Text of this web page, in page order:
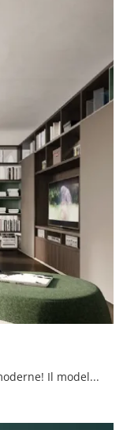
Clicca e scopri le Librerie componibili moderne! Il modello My Space Angolare Alf Da Frè saprà completare un living operativo e pratico.